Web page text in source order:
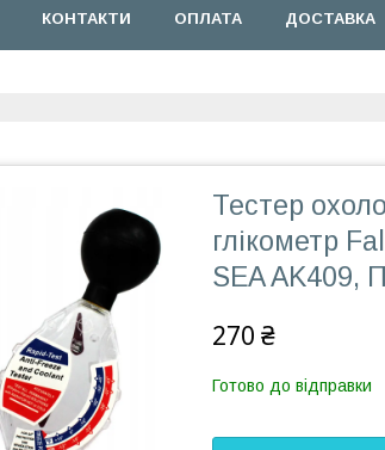
КОНТАКТИ ОПЛАТА ДОСТАВКА
Тестер
глікометр
SEA AK409,
270 ₴
Готово до відправки